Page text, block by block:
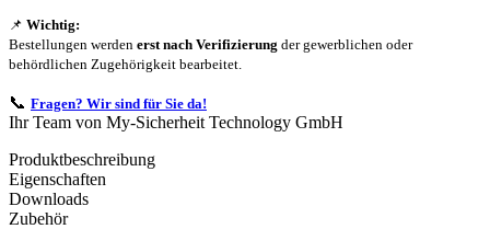
📌 Wichtig:
Bestellungen werden erst nach Verifizierung der gewerblichen oder
behördlichen Zugehörigkeit bearbeitet.
📞 Fragen? Wir sind für Sie da!
Ihr Team von My-Sicherheit Technology GmbH
Produktbeschreibung
Eigenschaften
Downloads
Zubehör